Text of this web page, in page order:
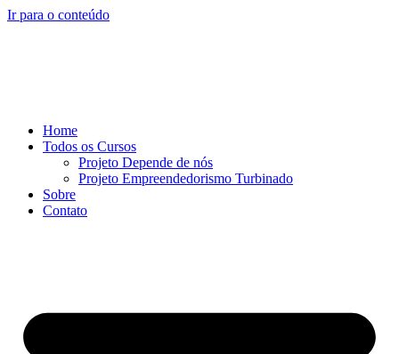
Ir para o conteúdo
Home
Todos os Cursos
Projeto Depende de nós
Projeto Empreendedorismo Turbinado
Sobre
Contato